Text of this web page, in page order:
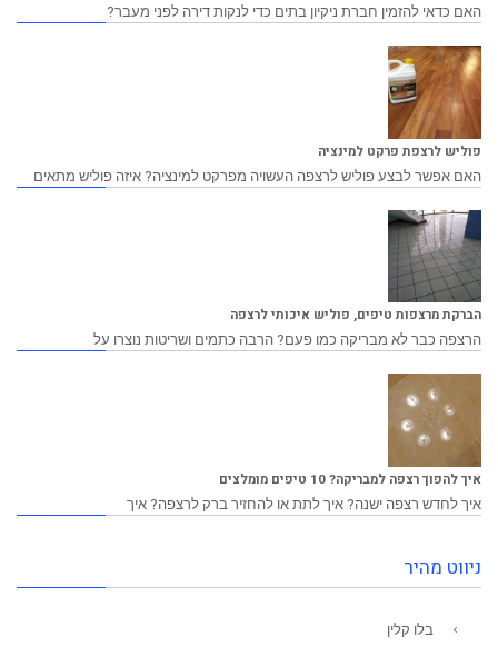
האם כדאי להזמין חברת ניקיון בתים כדי לנקות דירה לפני מעבר?
פוליש לרצפת פרקט למינציה
האם אפשר לבצע פוליש לרצפה העשויה מפרקט למינציה? איזה פוליש מתאים
הברקת מרצפות טיפים, פוליש איכותי לרצפה
הרצפה כבר לא מבריקה כמו פעם? הרבה כתמים ושריטות נוצרו על
איך להפוך רצפה למבריקה? 10 טיפים מומלצים
איך לחדש רצפה ישנה? איך לתת או להחזיר ברק לרצפה? איך
ניווט מהיר
בלו קלין